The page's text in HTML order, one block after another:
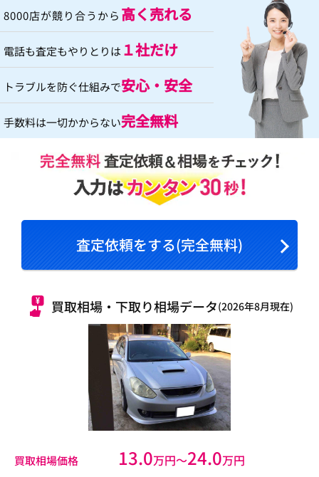
8000店が競り合うから 高く売れる
電話も査定もやりとりは １社だけ
トラブルを防ぐ仕組みで安心・安全
手数料は一切かからない完全無料
査定依頼をする(完全無料)
買取相場・下取り相場データ(2026年8月現在)
買取相場価格 13.0万円〜24.0万円